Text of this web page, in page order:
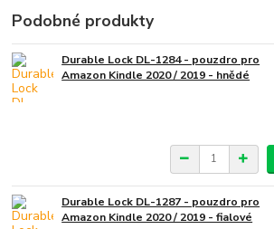
Podobné produkty
Durable Lock DL-1284 - pouzdro pro
Amazon Kindle 2020 / 2019 - hnědé
Durable Lock DL-1287 - pouzdro pro
Amazon Kindle 2020 / 2019 - fialové